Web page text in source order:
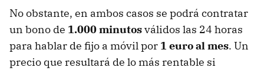
No obstante, en ambos casos se podrá contratar
un bono de 1.000 minutosválidos las 24 horas
para hablar de fijo a móvil por 1 euro al mes. Un
precio que resultará de lo más rentable si